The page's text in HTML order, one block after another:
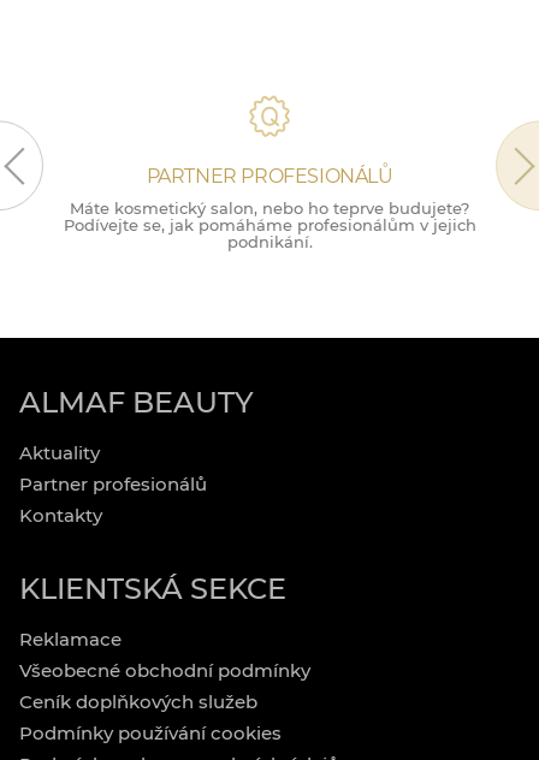
PARTNER PROFESIONÁLŮ
Máte kosmetický salon, nebo ho teprve budujete?
Podívejte se, jak pomáháme profesionálům v jejich
podnikání.
ALMAF BEAUTY
Aktuality
Partner profesionálů
Kontakty
KLIENTSKÁ SEKCE
Reklamace
Všeobecné obchodní podmínky
Ceník doplňkových služeb
Podmínky používání cookies